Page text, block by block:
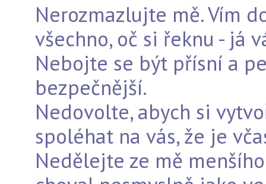
Nerozmazlujte mě. Vím
všechno, oč si řeknu - já
Nebojte se být přísní a
bezpečnější.
Nedovolte, abych si
spoléhat na vás, že je
Nedělejte ze mě